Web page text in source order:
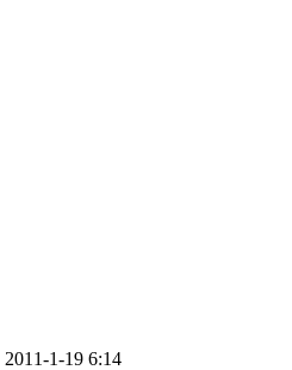
2011-1-19 6:14